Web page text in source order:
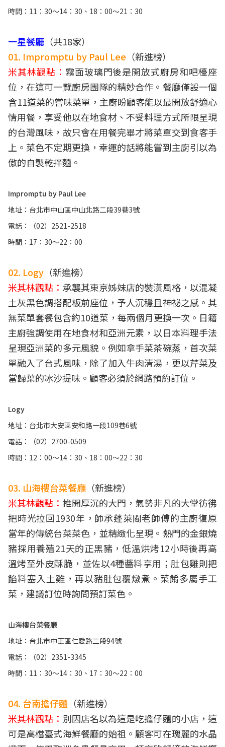
時間：11：30～14：30、18：00～21：30
一星餐廳 （共18家）
01. Impromptu by Paul Lee （新進榜）
米其林觀點： 霧面玻璃門後是開放式廚房和吧檯座
位，在這可一覽廚房團隊的精妙合作。餐廳僅設一個
含11道菜的嘗味菜單，主廚盼顧客能以最開放舒適心
情用餐，享受他以在地食材、不受料理方式所限呈現
的台灣風味，故只會在用餐完畢才將菜單交到食客手
上。菜色不定期更換，幸運的話將能嘗到主廚引以為
傲的自製乾拌麵。
Impromptu by Paul Lee
地址：台北市中山區中山北路二段39巷3號
電話：（02）2521-2518
時間：17：30～22：00
02. Logy （新進榜）
米其林觀點： 承襲其東京姊妹店的裝潢風格，以混凝
土灰黑色調搭配板前座位，予人沉穩且神祕之感。其
無菜單套餐包含約10道菜，每兩個月更換一次。日籍
主廚強調使用在地食材和亞洲元素，以日本料理手法
呈現亞洲菜的多元風貌。例如拿手菜茶碗蒸，首次菜
單融入了台式風味，除了加入牛肉清湯，更以芹菜及
當歸葉的冰沙提味。顧客必須於網路預約訂位。
Logy
地址：台北市大安區安和路一段109巷6號
電話：（02）2700-0509
時間：12：00～14：30、18：00～22：30
03. 山海樓台菜餐廳 （新進榜）
米其林觀點： 推開厚沉的大門，氣勢非凡的大堂彷彿
把時光拉回1930年，師承蓬萊閣老師傅的主廚復原
當年的傳統台菜菜色，並精緻化呈現。熱門的金銀燒
豬採用養殖21天的正黑豬，低溫烘烤12小時後再高
溫烤至外皮酥脆，並佐以4種醬料享用；肚包雞則把
餡料塞入土雞，再以豬肚包覆燉煮。菜餚多屬手工
菜，建議訂位時詢問預訂菜色。
山海樓台菜餐廳
地址：台北市中正區仁愛路二段94號
電話：（02）2351-3345
時間：11：30～14：30、17：30～22：00
04. 台南擔仔麵 （新進榜）
米其林觀點： 別因店名以為這是吃擔仔麵的小店，這
可是高檔臺式海鮮餐廳的始祖。顧客可在瑰麗的水晶